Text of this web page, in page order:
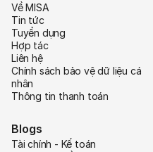
Về MISA
Tin tức
Tuyển dụng
Hợp tác
Liên hệ
Chính sách bảo vệ dữ liệu cá
nhân
Thông tin thanh toán
Blogs
Tài chính - Kế toán